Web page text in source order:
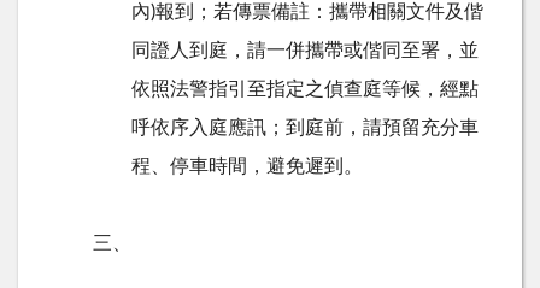
內)報到；若傳票備註：攜帶相關文件及偕
同證人到庭，請一併攜帶或偕同至署，並
依照法警指引至指定之偵查庭等候，經點
呼依序入庭應訊；到庭前，請預留充分車
程、停車時間，避免遲到。
三、